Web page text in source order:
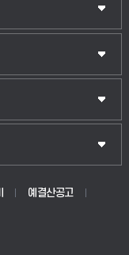
예결산공고